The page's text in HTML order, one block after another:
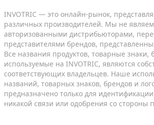
INVOTRIC — это онлайн-рынок,
различных производителей. Мы не
авторизованными дистрибьюторами,
представителями брендов,
Все названия продуктов, товарные знаки,
используемые на INVOTRIC, являются
соответствующих владельцев. Наше
названий, товарных знаков, брендов и
предназначено только для
никакой связи или одобрения со стороны